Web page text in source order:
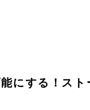
にする！ス